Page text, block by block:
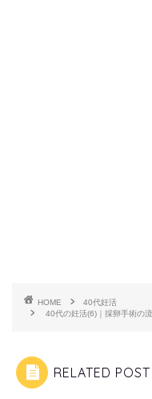
HOME
40代妊活
40代の妊活(6)｜採卵手術の
RELATED POST